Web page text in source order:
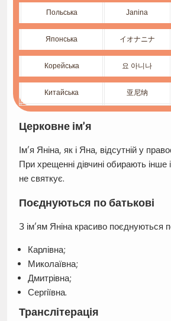
Польська Janina
Японська イオナニナ
Корейська 요 아니나
Китайська 亚尼纳
Церковне ім’я
Ім’я Яніна, як і Яна, відсутній у
При хрещенні дівчині обирають інше
не святкує.
Поєднуються по батькові
З ім’ям Яніна красиво поєднуються
Карлівна;
Миколаївна;
Дмитрівна;
Сергіївна.
Транслітерація